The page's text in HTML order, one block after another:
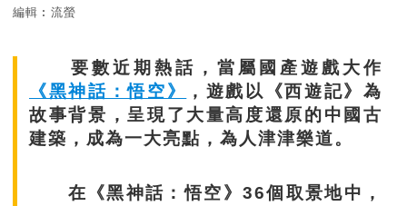
編輯︰流螢
要數近期熱話，當屬國產遊戲大作
《黑神話：悟空》
，遊戲以《西遊記》為
故事背景，呈現了大量高度還原的中國古
建築，成為一大亮點，為人津津樂道。
在《黑神話：悟空》36個取景地中，